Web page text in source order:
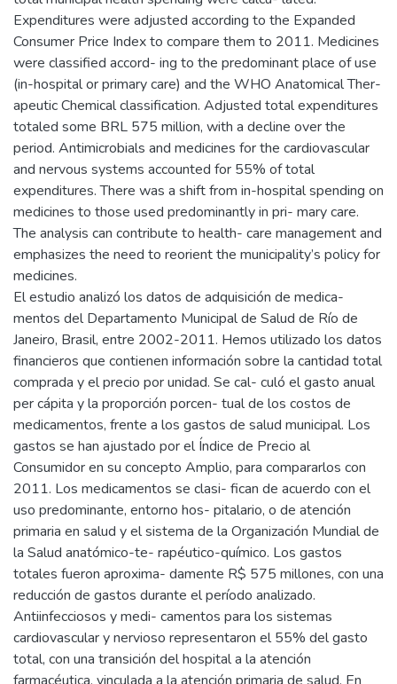
Expenditures were adjusted according to the Expanded
Consumer Price Index to compare them to 2011. Medicines
were classified accord- ing to the predominant place of use
(in-hospital or primary care) and the WHO Anatomical Ther-
apeutic Chemical classification. Adjusted total expenditures
totaled some BRL 575 million, with a decline over the
period. Antimicrobials and medicines for the cardiovascular
and nervous systems accounted for 55% of total
expenditures. There was a shift from in-hospital spending on
medicines to those used predominantly in pri- mary care.
The analysis can contribute to health- care management and
emphasizes the need to reorient the municipality’s policy for
medicines.
El estudio analizó los datos de adquisición de medica-
mentos del Departamento Municipal de Salud de Río de
Janeiro, Brasil, entre 2002-2011. Hemos utilizado los datos
financieros que contienen información sobre la cantidad total
comprada y el precio por unidad. Se cal- culó el gasto anual
per cápita y la proporción porcen- tual de los costos de
medicamentos, frente a los gastos de salud municipal. Los
gastos se han ajustado por el Índice de Precio al
Consumidor en su concepto Amplio, para compararlos con
2011. Los medicamentos se clasi- fican de acuerdo con el
uso predominante, entorno hos- pitalario, o de atención
primaria en salud y el sistema de la Organización Mundial de
la Salud anatómico-te- rapéutico-químico. Los gastos
totales fueron aproxima- damente R$ 575 millones, con una
reducción de gastos durante el período analizado.
Antiinfecciosos y medi- camentos para los sistemas
cardiovascular y nervioso representaron el 55% del gasto
total, con una transición del hospital a la atención